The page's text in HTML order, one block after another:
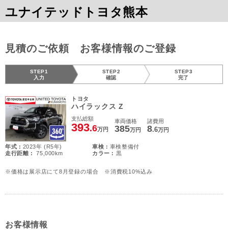
ユナイテッドトヨタ熊本
見積のご依頼 お客様情報のご登録
STEP1
入力
STEP2
確認
STEP3
完了
トヨタ
ハイラックス Z
支払総額
393.6万円
車両価格
385万円
諸費用
8.6万円
年式 : 2023年 (R5年) 車検 : 車検整備付
走行距離 :
75,000km カラー : 黒
※価格は展示店にて8月登録の場合 ※消費税10%込み
お客様情報